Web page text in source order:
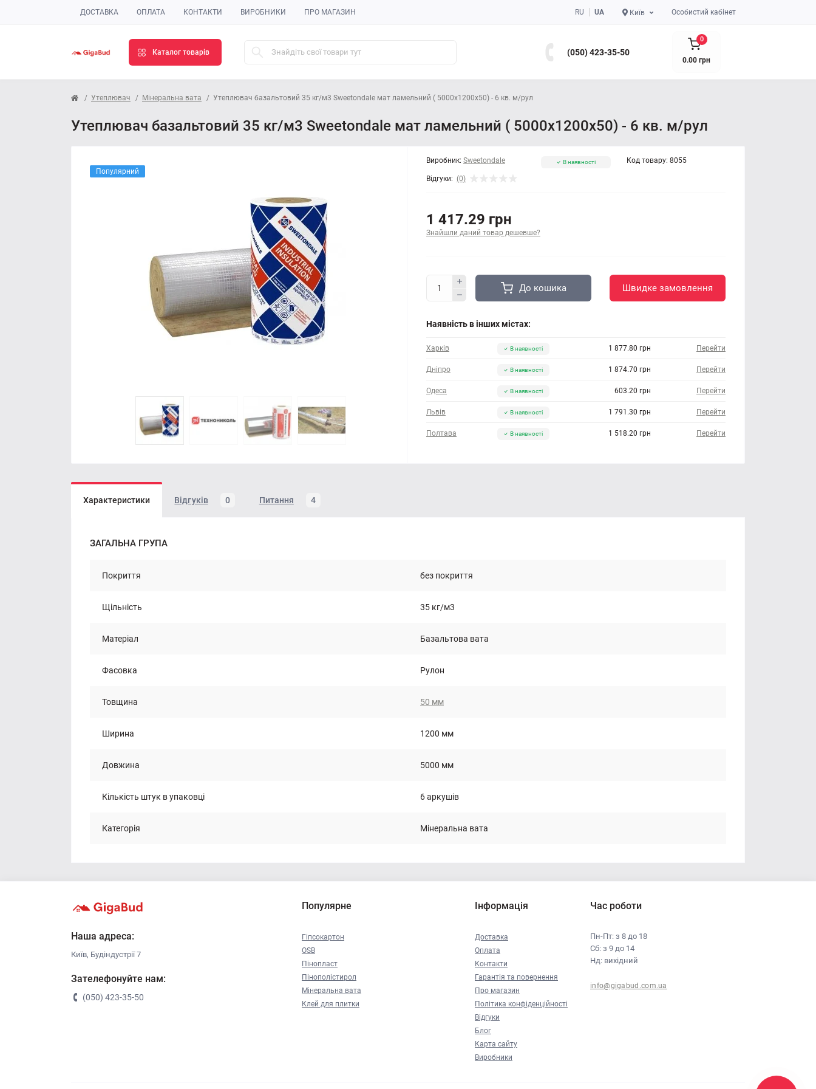
ДОСТАВКА ОПЛАТА КОНТАКТИ ВИРОБНИКИ ПРО МАГАЗИН RU UA Київ Особистий кабінет
Каталог товарів (050) 423-35-50
0
0.00 грн
Утеплювач Мінеральна вата Утеплювач базальтовий 35 кг/м3 Sweetondale мат ламельний ( 5000x1200x50) - 6 кв. м/рул
Утеплювач базальтовий 35 кг/м3 Sweetondale мат ламельний ( 5000x1200x50) - 6 кв. м/рул
Популярний
Виробник: Sweetondale Код товару: 8055
Відгуки: (0)
В наявності
1 417.29 грн
Знайшли даний товар дешевше?
До кошика Швидке замовлення
Наявність в інших містах:
Харків В наявності 1 877.80 грн Перейти
Дніпро В наявності 1 874.70 грн Перейти
Одеса В наявності 603.20 грн Перейти
Львів В наявності 1 791.30 грн Перейти
Полтава В наявності 1 518.20 грн Перейти
Характеристики Відгуків 0 Питання 4
ЗАГАЛЬНА ГРУПА
Покриття без покриття
Щільність 35 кг/м3
Матеріал Базальтова вата
Фасовка Рулон
Товщина 50 мм
Ширина 1200 мм
Довжина 5000 мм
Кількість штук в упаковці 6 аркушів
Категорія Мінеральна вата
Наша адреса:
Київ, Будіндустрії 7
Зателефонуйте нам:
(050) 423-35-50
Популярне
Гіпсокартон
OSB
Пінопласт
Пінополістирол
Мінеральна вата
Клей для плитки
Інформація
Доставка
Оплата
Контакти
Гарантія та повернення
Про магазин
Політика конфіденційності
Відгуки
Блог
Карта сайту
Виробники
Час роботи
Пн-Пт: з 8 до 18
Сб: з 9 до 14
Нд: вихідний
info@gigabud.com.ua